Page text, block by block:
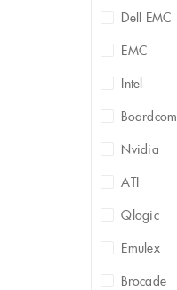
Dell EMC
EMC
Intel
Boardcom
Nvidia
ATI
Qlogic
Emulex
Brocade